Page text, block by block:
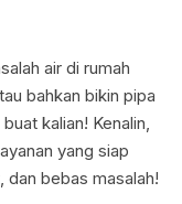
air di rumah
bahkan bikin pipa
kalian! Kenalin,
yang siap
dan bebas masalah!